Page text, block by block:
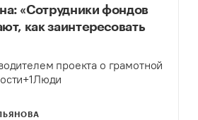
«Сотрудники фондов
как заинтересовать
проекта о грамотной